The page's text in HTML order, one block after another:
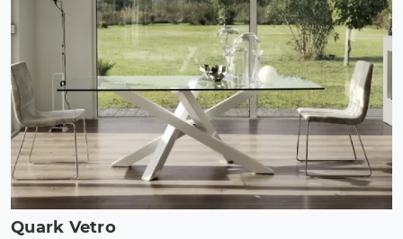
Quark Vetro